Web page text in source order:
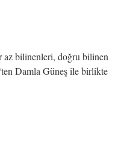
az bilinenleri, doğru bilinen
‘ten Damla Güneş ile birlikte